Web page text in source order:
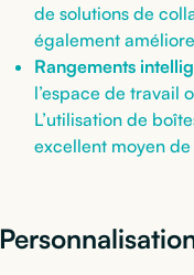
de solutions de
également
Rangements
l’espace de travail
L’utilisation de
excellent moyen